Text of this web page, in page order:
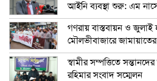
আইনি ব্যবস্থা শুরু: এম
গণরায় বাস্তবায়ন ও জুলাই
মৌলভীবাজারে
স্বামীর সম্পত্তিতে
রহিমার সংবাদ সম্মেলন